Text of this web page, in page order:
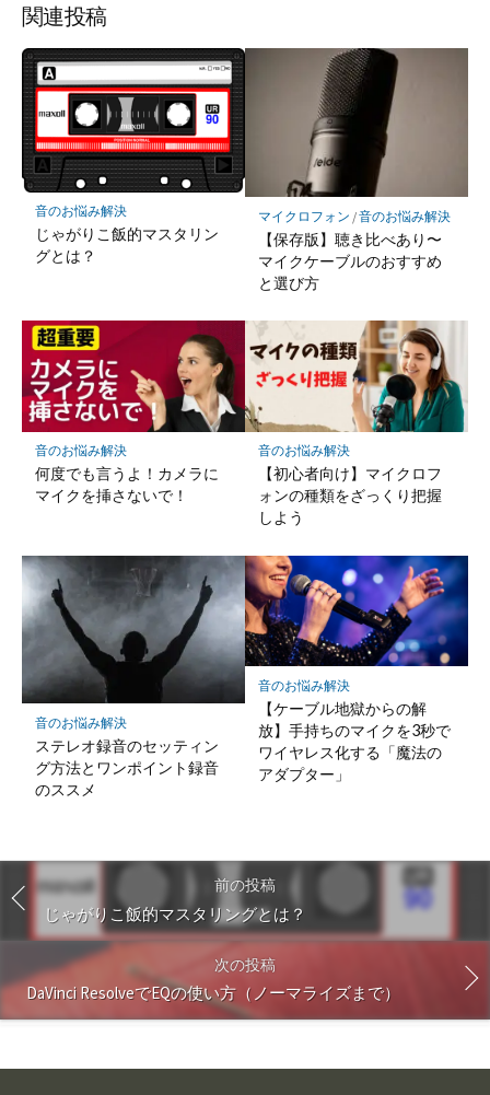
関連投稿
音のお悩み解決
じゃがりこ飯的マスタリン
グとは？
マイクロフォン /音のお悩み解決
【保存版】聴き比べあり〜
マイクケーブルのおすすめ
と選び方
音のお悩み解決
何度でも言うよ！カメラに
マイクを挿さないで！
音のお悩み解決
【初心者向け】マイクロフ
ォンの種類をざっくり把握
しよう
音のお悩み解決
ステレオ録音のセッティン
グ方法とワンポイント録音
のススメ
音のお悩み解決
【ケーブル地獄からの解
放】手持ちのマイクを3秒で
ワイヤレス化する「魔法の
アダプター」
前の投稿
じゃがりこ飯的マスタリングとは？
次の投稿
DaVinci ResolveでEQの使い方（ノーマライズまで）